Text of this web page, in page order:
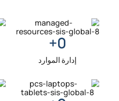
إدارة الموارد
0
+